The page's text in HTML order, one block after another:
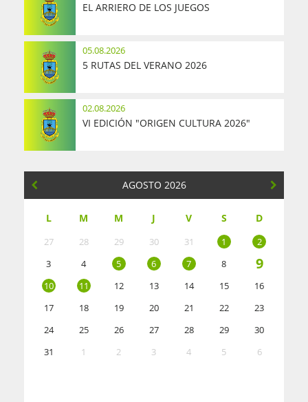
EL ARRIERO DE LOS JUEGOS
05.08.2026
5 RUTAS DEL VERANO 2026
02.08.2026
VI EDICIÓN "ORIGEN CULTURA 2026"
AGOSTO 2026
L M M J V S D
27 28 29 30 31 1
2
3
4 5 6 7 8 9
10 11 12 13 14 15
16
17
18 19 20 21 22
23
24
25 26 27 28 29
30
31
1 2 3 4 5 6